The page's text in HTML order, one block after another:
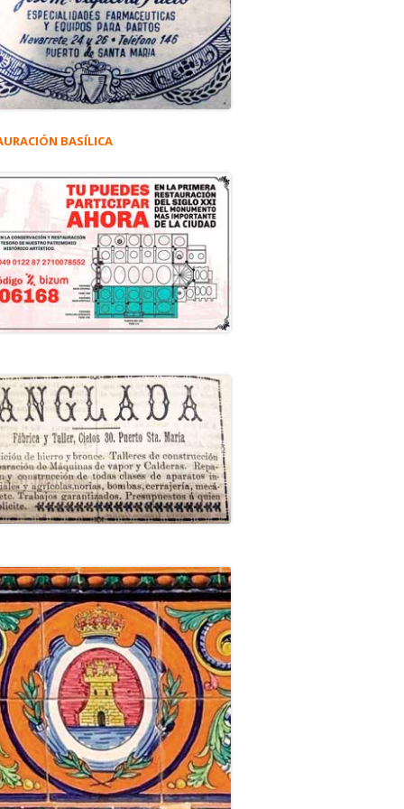
BASÍLICA